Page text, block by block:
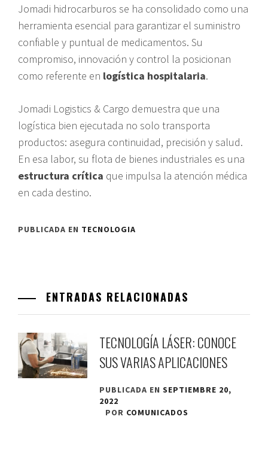
Jomadi hidrocarburos se ha consolidado como una
herramienta esencial para garantizar el suministro
confiable y puntual de medicamentos. Su
compromiso, innovación y control la posicionan
como referente en logística hospitalaria.
Jomadi Logistics & Cargo demuestra que una
logística bien ejecutada no solo transporta
productos: asegura continuidad, precisión y salud.
En esa labor, su flota de bienes industriales es una
estructura crítica que impulsa la atención médica
en cada destino.
PUBLICADA EN TECNOLOGIA
ENTRADAS RELACIONADAS
TECNOLOGÍA LÁSER: CONOCE
SUS VARIAS APLICACIONES
PUBLICADA ENSEPTIEMBRE 20,
2022
POR COMUNICADOS